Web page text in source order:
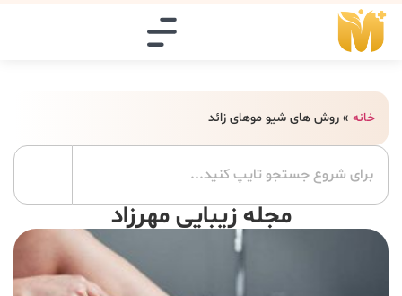
خانه » روش های شیو موهای زائد
مجله زیبایی مهرزاد